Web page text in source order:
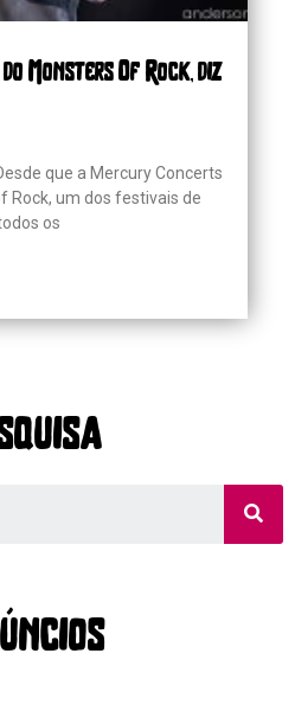
Monsters Of Rock, diz
que a Mercury Concerts
Rock, um dos festivais de
os